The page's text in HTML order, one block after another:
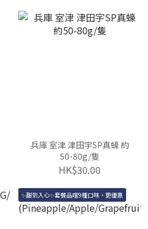
兵庫 室津 津田宇SP真蠔 約
50-80g/隻
HK$30.00
✨甜到入心✨套餐品嚐9種口味，更優惠